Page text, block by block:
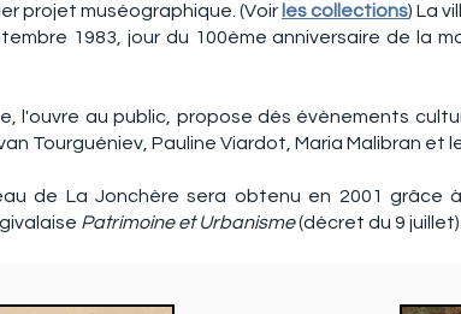
projet muséographique. (Voir les collections) La
1983, jour du 100ème anniversaire de la
l'ouvre au public, propose dés évènements
Tourguéniev, Pauline Viardot, Maria Malibran et
de La Jonchère sera obtenu en 2001 grâce
Patrimoine et Urbanisme(décret du 9 juillet).